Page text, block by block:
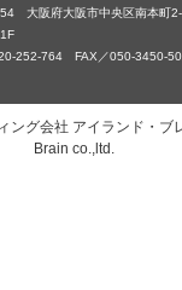
大阪府大阪市中央区南本町2-
252-764 FAX／050-3450-
ング会社 アイランド
Brain co.,ltd.